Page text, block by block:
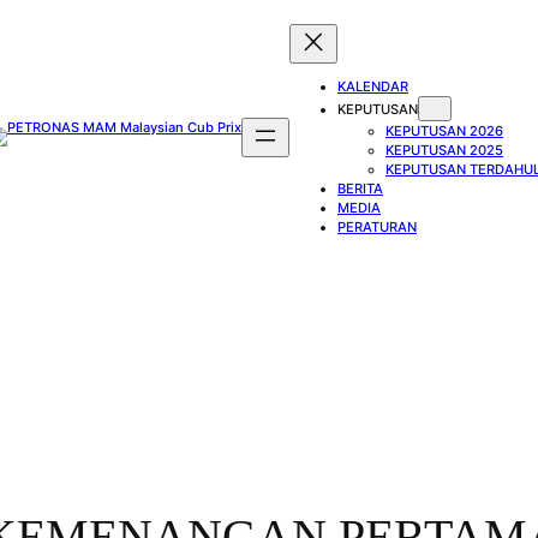
KALENDAR
KEPUTUSAN
KEPUTUSAN 2026
KEPUTUSAN 2025
KEPUTUSAN
BERITA
MEDIA
PERATURAN